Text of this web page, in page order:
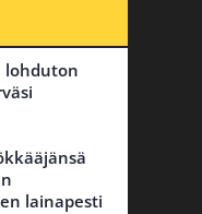
lohduton
lainapesti